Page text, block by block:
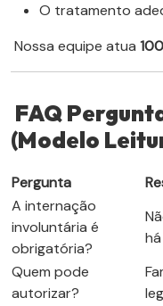
O tratamento
Nossa equipe atua
FAQ
(Modelo
Pergunta
A internação
involuntária é
obrigatória?
Quem pode
autorizar?